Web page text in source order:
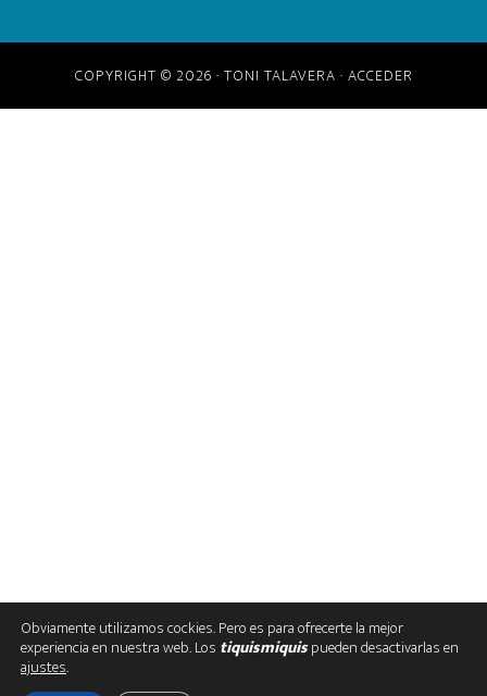
COPYRIGHT © 2026 · TONI TALAVERA · ACCEDER
Obviamente utilizamos cockies. Pero es para ofrecerte la mejor
experiencia en nuestra web. Los tiquismiquispueden desactivarlas en
ajustes.